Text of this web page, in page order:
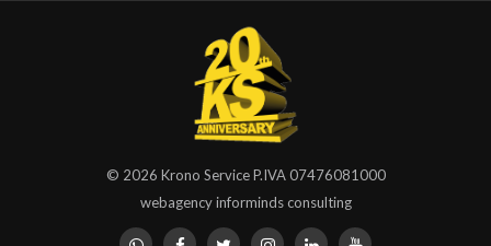
© 2026 Krono ServiceP.IVA 07476081000
webagency informinds consulting